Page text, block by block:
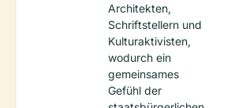
Architekten,
Schriftstellern und
Kulturaktivisten,
wodurch ein
gemeinsames
Gefühl der